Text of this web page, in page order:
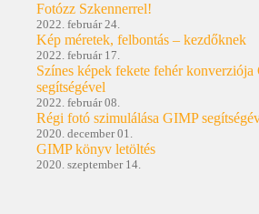
Fotózz Szkennerrel!
2022. február 24.
Kép méretek, felbontás – kezdőknek
2022. február 17.
Színes képek fekete fehér konverziója
segítségével
2022. február 08.
Régi fotó szimulálása GIMP
2020. december 01.
GIMP könyv letöltés
2020. szeptember 14.